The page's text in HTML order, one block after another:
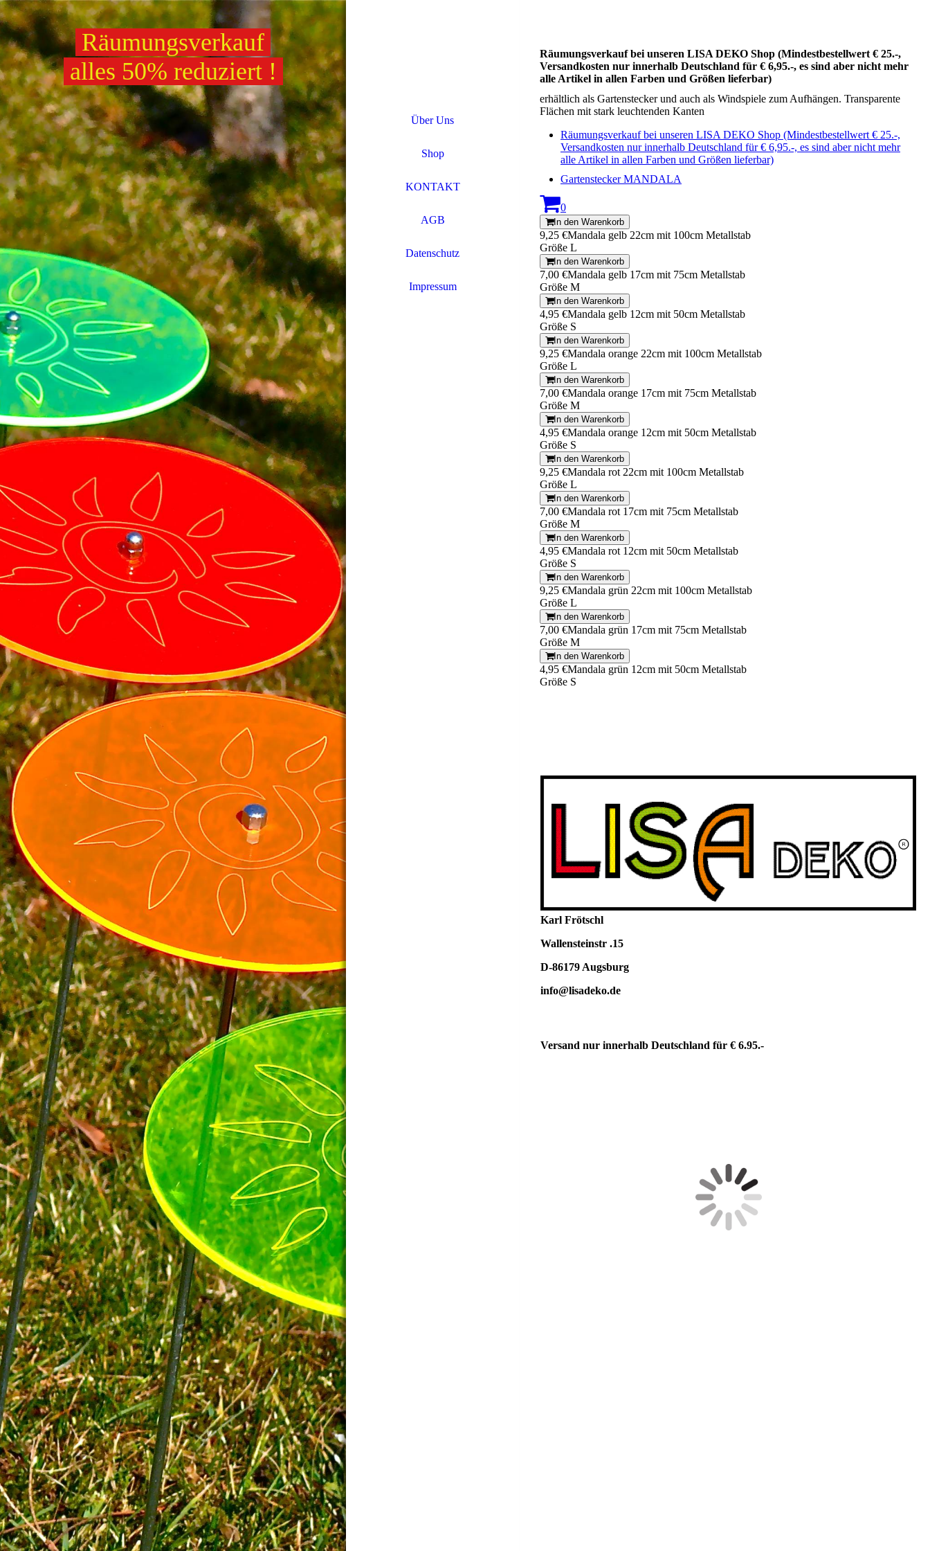
Räumungsverkauf
alles 50% reduziert !
Über Uns
Shop
KONTAKT
AGB
Datenschutz
Impressum
Räumungsverkauf bei unseren LISA DEKO Shop (Mindestbestellwert € 25.-,
Versandkosten nur innerhalb Deutschland für € 6,95.-, es sind aber nicht mehr
alle Artikel in allen Farben und Größen lieferbar)
erhältlich als Gartenstecker und auch als Windspiele zum Aufhängen. Transparente
Flächen mit stark leuchtenden Kanten
Räumungsverkauf bei unseren LISA DEKO Shop (Mindestbestellwert € 25.-,
Versandkosten nur innerhalb Deutschland für € 6,95.-, es sind aber nicht mehr
alle Artikel in allen Farben und Größen lieferbar)
Gartenstecker MANDALA
0
In den Warenkorb
9,25 €Mandala gelb 22cm mit 100cm Metallstab
Größe L
In den Warenkorb
7,00 €Mandala gelb 17cm mit 75cm Metallstab
Größe M
In den Warenkorb
4,95 €Mandala gelb 12cm mit 50cm Metallstab
Größe S
In den Warenkorb
9,25 €Mandala orange 22cm mit 100cm Metallstab
Größe L
In den Warenkorb
7,00 €Mandala orange 17cm mit 75cm Metallstab
Größe M
In den Warenkorb
4,95 €Mandala orange 12cm mit 50cm Metallstab
Größe S
In den Warenkorb
9,25 €Mandala rot 22cm mit 100cm Metallstab
Größe L
In den Warenkorb
7,00 €Mandala rot 17cm mit 75cm Metallstab
Größe M
In den Warenkorb
4,95 €Mandala rot 12cm mit 50cm Metallstab
Größe S
In den Warenkorb
9,25 €Mandala grün 22cm mit 100cm Metallstab
Größe L
In den Warenkorb
7,00 €Mandala grün 17cm mit 75cm Metallstab
Größe M
In den Warenkorb
4,95 €Mandala grün 12cm mit 50cm Metallstab
Größe S
Karl Frötschl
Wallensteinstr .15
D-86179 Augsburg
info@lisadeko.de
Versand nur innerhalb Deutschland für € 6.95.-